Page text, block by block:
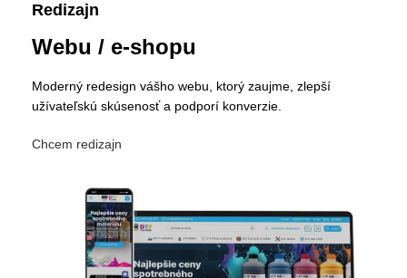
Redizajn
Webu / e-shopu
Moderný redesign vášho webu, ktorý zaujme, zlepší
užívateľskú skúsenosť a podporí konverzie.
Chcem redizajn